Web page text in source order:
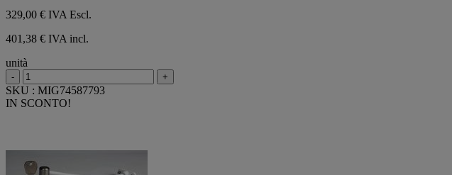
329,00 € IVA Escl.
401,38 € IVA incl.
unità
- +
SKU : MIG74587793
IN SCONTO!